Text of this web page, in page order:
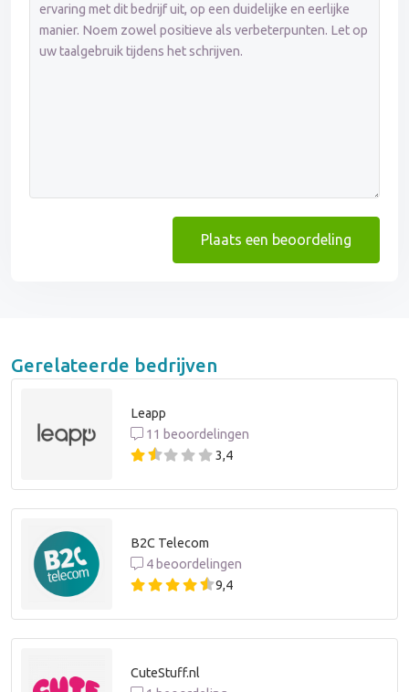
Plaats een beoordeling
Gerelateerde bedrijven
Leapp
11 beoordelingen
3,4
B2C Telecom
4 beoordelingen
9,4
CuteStuff.nl